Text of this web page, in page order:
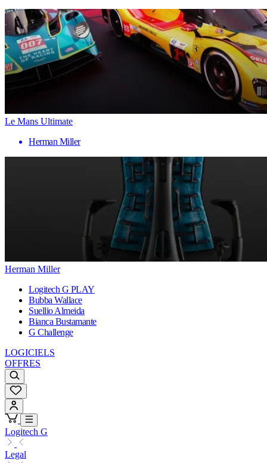
Le Mans Ultimate
Herman Miller
Herman Miller
Logitech G PLAY
Bubba Wallace
Suellio Almeida
Bianca Bustamante
G Challenge
LOGICIELS
OFFRES
Logitech G
Legal